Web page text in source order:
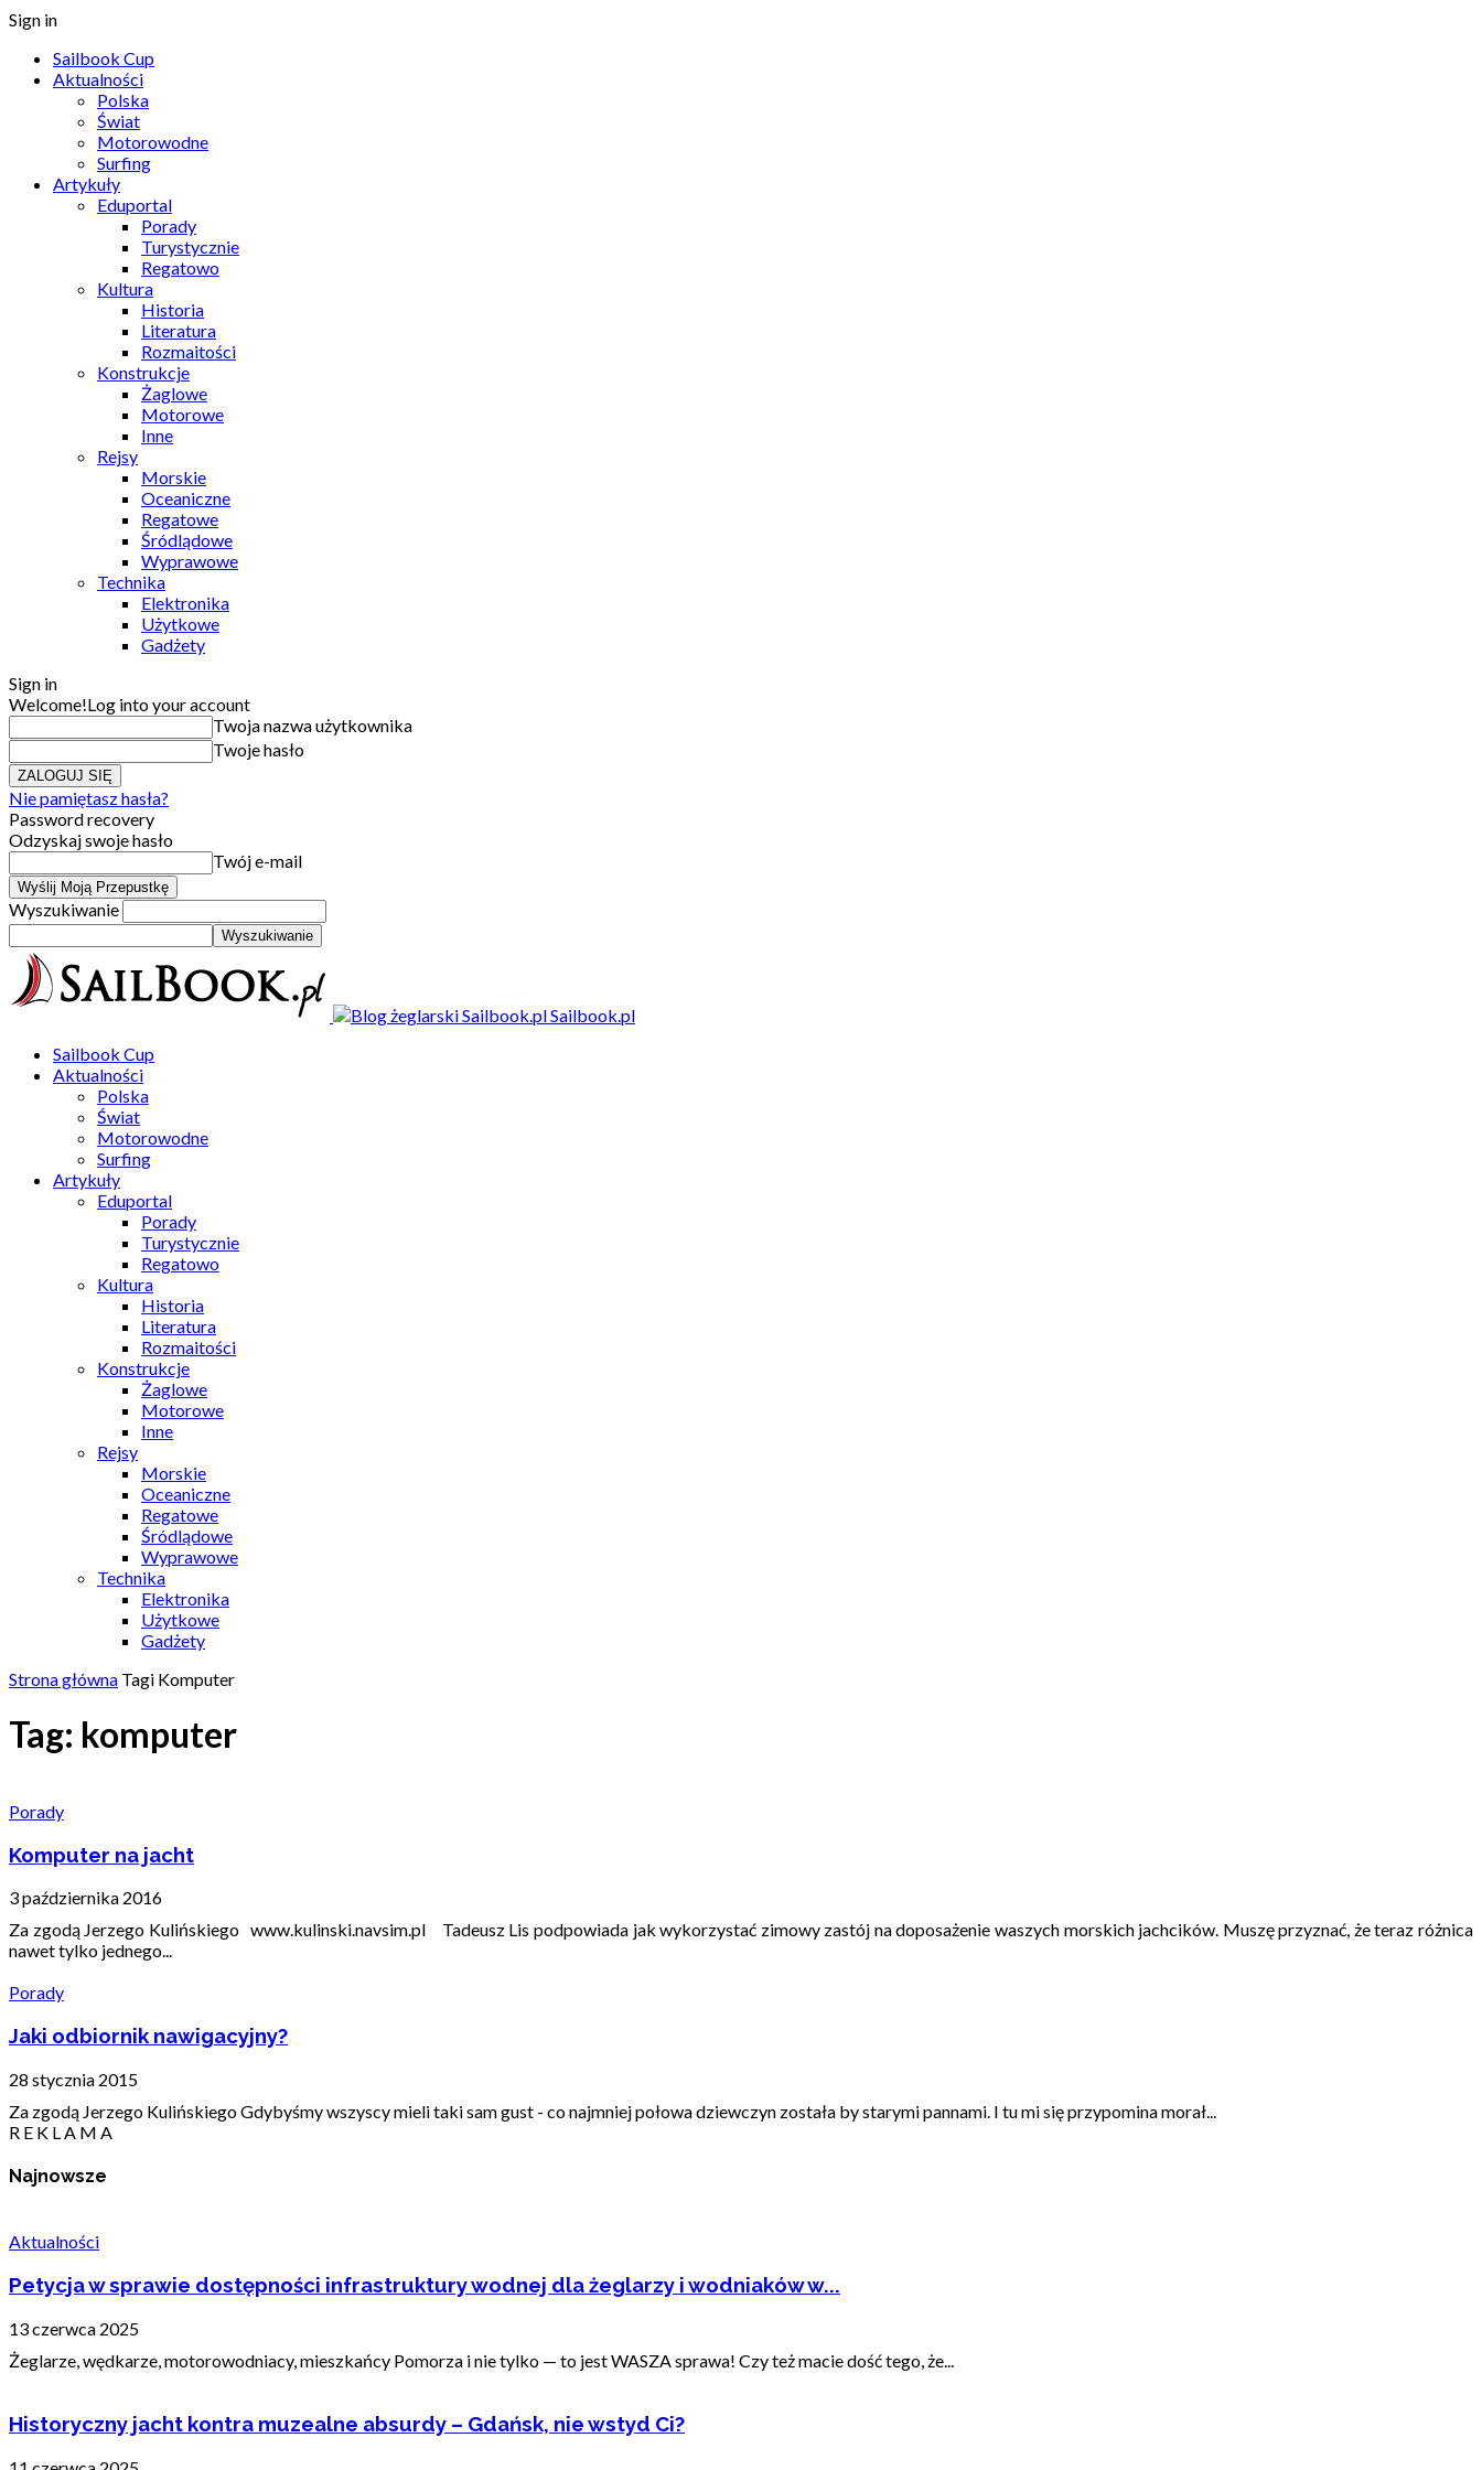
Sign in
Sailbook Cup
Aktualności
Polska
Świat
Motorowodne
Surfing
Artykuły
Eduportal
Porady
Turystycznie
Regatowo
Kultura
Historia
Literatura
Rozmaitości
Konstrukcje
Żaglowe
Motorowe
Inne
Rejsy
Morskie
Oceaniczne
Regatowe
Śródlądowe
Wyprawowe
Technika
Elektronika
Użytkowe
Gadżety
Sign in
Welcome!Log into your account
Twoja nazwa użytkownika
Twoje hasło
Nie pamiętasz hasła?
Password recovery
Odzyskaj swoje hasło
Twój e-mail
Wyszukiwanie
Sailbook.pl
Sailbook Cup
Aktualności
Polska
Świat
Motorowodne
Surfing
Artykuły
Eduportal
Porady
Turystycznie
Regatowo
Kultura
Historia
Literatura
Rozmaitości
Konstrukcje
Żaglowe
Motorowe
Inne
Rejsy
Morskie
Oceaniczne
Regatowe
Śródlądowe
Wyprawowe
Technika
Elektronika
Użytkowe
Gadżety
Strona główna Tagi Komputer
Tag: komputer
Porady
Komputer na jacht
3 października 2016
Za zgodą Jerzego Kulińskiego www.kulinski.navsim.pl Tadeusz Lis podpowiada jak wykorzystać zimowy zastój na doposażenie waszych morskich jachcików. Muszę przyznać, że teraz różnica
nawet tylko jednego...
Porady
Jaki odbiornik nawigacyjny?
28 stycznia 2015
Za zgodą Jerzego Kulińskiego Gdybyśmy wszyscy mieli taki sam gust - co najmniej połowa dziewczyn została by starymi pannami. I tu mi się przypomina morał...
R E K L A M A
Najnowsze
Aktualności
Petycja w sprawie dostępności infrastruktury wodnej dla żeglarzy i wodniaków w...
13 czerwca 2025
Żeglarze, wędkarze, motorowodniacy, mieszkańcy Pomorza i nie tylko — to jest WASZA sprawa! Czy też macie dość tego, że...
Historyczny jacht kontra muzealne absurdy – Gdańsk, nie wstyd Ci?